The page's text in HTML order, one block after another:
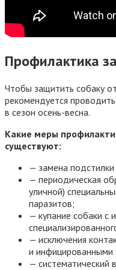
Профилактика
Чтобы защитить собаку
рекомендуется
в сезон осень-весна.
Какие меры
существуют:
— замена
— периодическая
уличной)
паразитов;
— купание собаки с
— исключения
и
— систематический